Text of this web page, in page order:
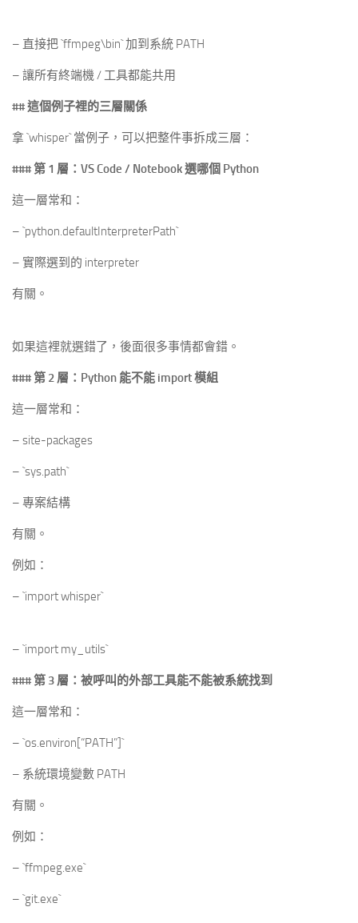
– 直接把 `ffmpeg\bin` 加到系統 PATH
– 讓所有終端機 / 工具都能共用
## 這個例子裡的三層關係
拿 `whisper` 當例子，可以把整件事拆成三層：
### 第 1 層：VS Code / Notebook 選哪個 Python
這一層常和：
– `python.defaultInterpreterPath`
– 實際選到的 interpreter
有關。
如果這裡就選錯了，後面很多事情都會錯。
### 第 2 層：Python 能不能 import 模組
這一層常和：
– site-packages
– `sys.path`
– 專案結構
有關。
例如：
– `import whisper`
– `import my_utils`
### 第 3 層：被呼叫的外部工具能不能被系統找到
這一層常和：
– `os.environ[“PATH”]`
– 系統環境變數 PATH
有關。
例如：
– `ffmpeg.exe`
– `git.exe`